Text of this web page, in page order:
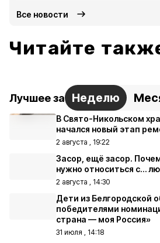
Все новости
Читайте
Лучшее за Неделю
В Свято-Никольском
начался новый этап
2 августа , 19:22
Засор, ещё засор.
нужно относиться с…
2 августа , 14:30
Дети из Белгородской
победителями
страна — моя Россия»
31 июля , 14:18